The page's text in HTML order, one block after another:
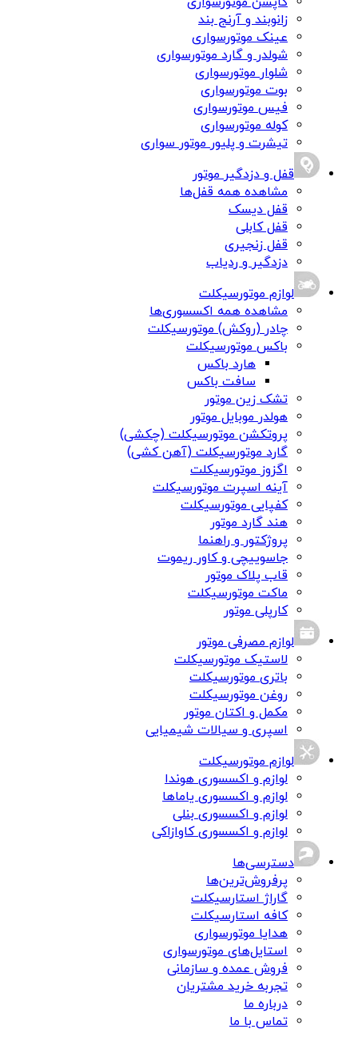
زانوبند و آرنج بند
عینک موتورسواری
شولدر و گارد موتورسواری
شلوار موتورسواری
بوت موتورسواری
فیس موتورسواری
کوله موتورسواری
تیشرت و پلیور موتور سواری
قفل و دزدگیر موتور
مشاهده همه قفل‌ها
قفل دیسک
قفل کابلی
قفل زنجیری
دزدگیر و ردیاب
لوازم موتورسیکلت
مشاهده همه اکسسوری‌ها
چادر (روکش) موتورسیکلت
باکس موتورسیکلت
هارد باکس
سافت باکس
تشک زین موتور
هولدر موبایل موتور
پروتکشن موتورسیکلت (چکشی)
گارد موتورسیکلت (آهن کشی)
اگزوز موتورسیکلت
آینه اسپرت موتورسیکلت
کفپایی موتورسیکلت
هند گارد موتور
پروژکتور و راهنما
جاسوییچی و کاور ریموت
قاب پلاک موتور
ماکت موتورسیکلت
کارپلی موتور
لوازم مصرفی موتور
لاستیک موتورسیکلت
باتری موتورسیکلت
روغن موتورسیکلت
مکمل و اکتان موتور
اسپری و سیالات شیمیایی
لوازم موتورسیکلت
لوازم و اکسسوری هوندا
لوازم و اکسسوری یاماها
لوازم و اکسسوری بنلی
لوازم و اکسسوری کاوازاکی
دسترسی‌ها
پرفروش‌ترین‌ها
گاراژ استارسیکلت
کافه استارسیکلت
هدایا موتورسواری
استایل‌های موتورسواری
فروش عمده و سازمانی
تجربه خرید مشتریان
درباره ما
تماس با ما